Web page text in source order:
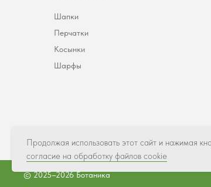
Шапки
Перчатки
Косынки
Шарфы
© 2025–2026 Ботаника
Продолжая использовать этот сайт и нажимая
согласие на обработку файлов cookie